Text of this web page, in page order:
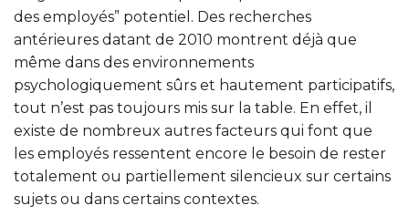
des employés” potentiel. Des recherches
antérieures datant de 2010 montrent déjà que
même dans des environnements
psychologiquement sûrs et hautement participatifs,
tout n’est pas toujours mis sur la table. En effet, il
existe de nombreux autres facteurs qui font que
les employés ressentent encore le besoin de rester
totalement ou partiellement silencieux sur certains
sujets ou dans certains contextes.